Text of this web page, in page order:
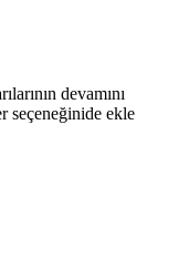
devamını
seçeneğinide ekle